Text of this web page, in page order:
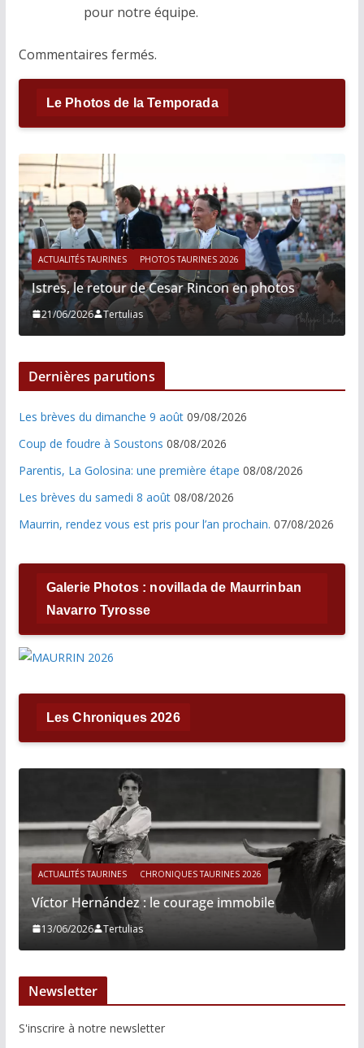
pour notre équipe.
Commentaires fermés.
Le Photos de la Temporada
ACTUALITÉS TAURINES PHOTOS TAURINES 2026
Istres, le retour de Cesar Rincon en photos
21/06/2026 Tertulias
Dernières parutions
Les brèves du dimanche 9 août 09/08/2026
Coup de foudre à Soustons 08/08/2026
Parentis, La Golosina: une première étape 08/08/2026
Les brèves du samedi 8 août 08/08/2026
Maurrin, rendez vous est pris pour l’an prochain. 07/08/2026
Galerie Photos : novillada de Maurrinban
Navarro Tyrosse
Les Chroniques 2026
ACTUALITÉS TAURINES CHRONIQUES TAURINES 2026
Víctor Hernández : le courage immobile
13/06/2026 Tertulias
Newsletter
S'inscrire à notre newsletter